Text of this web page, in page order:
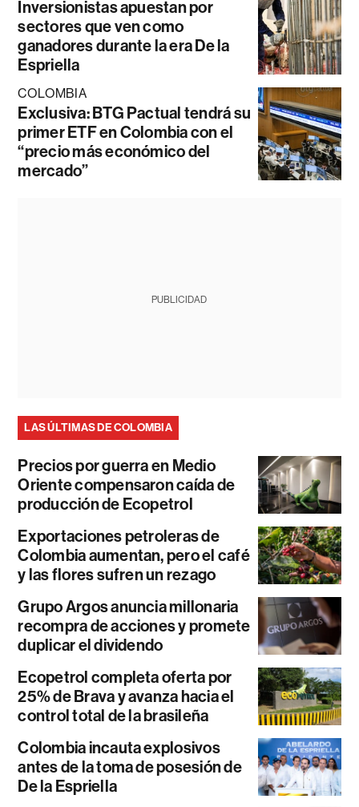
Inversionistas apuestan por
sectores que ven como
ganadores durante la era De la
Espriella
COLOMBIA
Exclusiva: BTG Pactual tendrá su
primer ETF en Colombia con el
“precio más económico del
mercado”
PUBLICIDAD
LAS ÚLTIMAS DE COLOMBIA
Precios por guerra en Medio
Oriente compensaron caída de
producción de Ecopetrol
Exportaciones petroleras de
Colombia aumentan, pero el café
y las flores sufren un rezago
Grupo Argos anuncia millonaria
recompra de acciones y promete
duplicar el dividendo
Ecopetrol completa oferta por
25% de Brava y avanza hacia el
control total de la brasileña
Colombia incauta explosivos
antes de la toma de posesión de
De la Espriella